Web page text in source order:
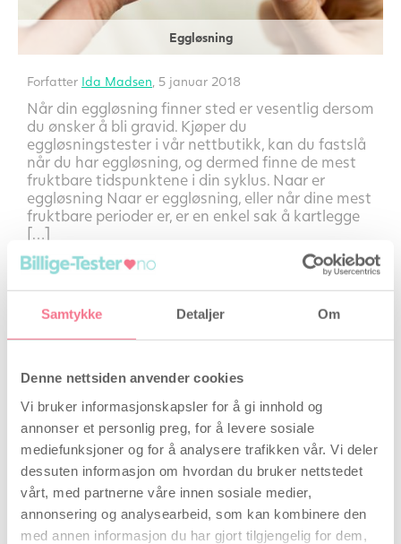
Samtykke Detaljer Om
Denne nettsiden anvender cookies
Vi bruker informasjonskapsler for å gi innhold og
annonser et personlig preg, for å levere sosiale
mediefunksjoner og for å analysere trafikken vår. Vi deler
dessuten informasjon om hvordan du bruker nettstedet
vårt, med partnerne våre innen sosiale medier,
annonsering og analysearbeid, som kan kombinere den
med annen informasjon du har gjort tilgjengelig for dem,
Eggløsning
Forfatter Ida Madsen , 5 januar 2018
Når din eggløsning finner sted er vesentlig dersom
du ønsker å bli gravid. Kjøper du
eggløsningstester i vår nettbutikk, kan du fastslå
når du har eggløsning, og dermed finne de mest
fruktbare tidspunktene i din syklus. Naar er
eggløsning Naar er eggløsning, eller når dine mest
fruktbare perioder er, er en enkel sak å kartlegge
[…]
Les mer
Når har man eggløsning?
Forfatter Maria Wenneberg, 29 januar 2019
Kanskje vet du allerede når du har eggløsning?
Det er viktig å vite når man har eggløsning i